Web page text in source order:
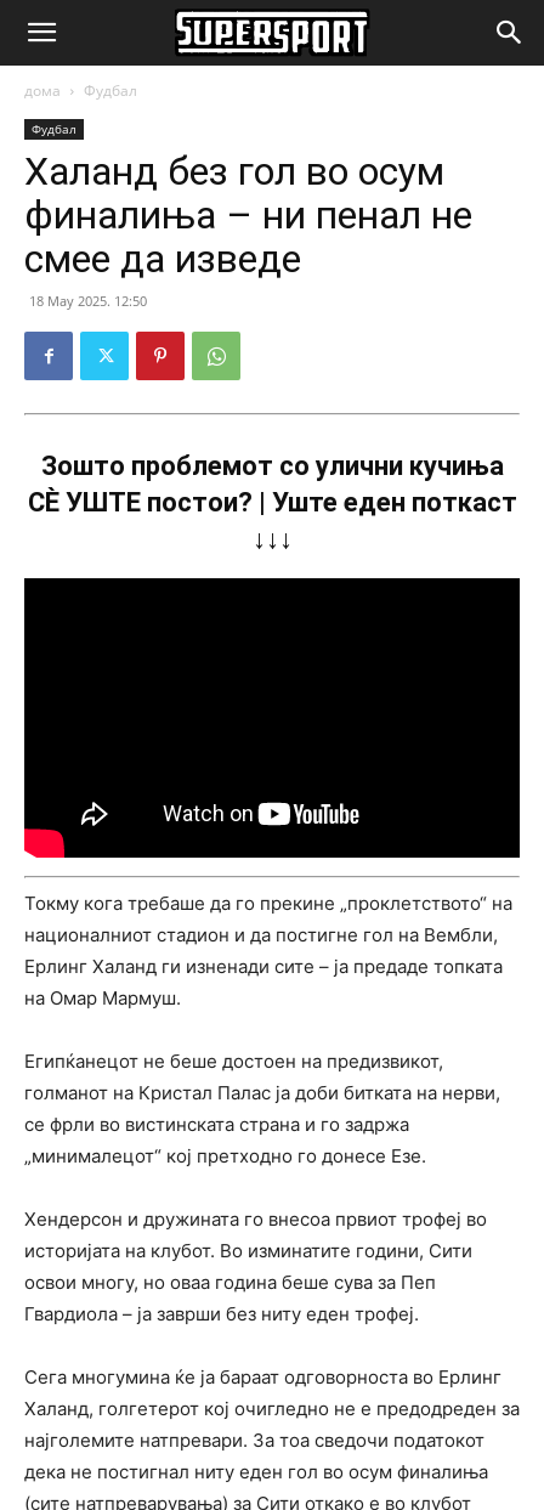
SuperSport.mk
дома Фудбал
Фудбал
Халанд без гол во осум
финалиња – ни пенал не
смее да изведе
18 May 2025. 12:50
Зошто проблемот со улични кучиња
СÈ УШТЕ постои? | Уште еден поткаст
↓↓↓
Токму кога требаше да го прекине „проклетството“ на
националниот стадион и да постигне гол на Вембли,
Ерлинг Халанд ги изненади сите – ја предаде топката
на Омар Мармуш.
Египќанецот не беше достоен на предизвикот,
голманот на Кристал Палас ја доби битката на нерви,
се фрли во вистинската страна и го задржа
„минималецот“ кој претходно го донесе Езе.
Хендерсон и дружината го внесоа првиот трофеј во
историјата на клубот. Во изминатите години, Сити
освои многу, но оваа година беше сува за Пеп
Гвардиола – ја заврши без ниту еден трофеј.
Сега многумина ќе ја бараат одговорноста во Ерлинг
Халанд, голгетерот кој очигледно не е предодреден за
најголемите натпревари. За тоа сведочи податокот
дека не постигнал ниту еден гол во осум финалиња
(сите натпреварувања) за Сити откако е во клубот